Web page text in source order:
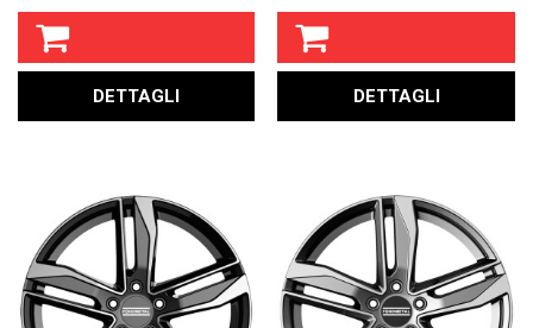
DETTAGLI DETTAGLI